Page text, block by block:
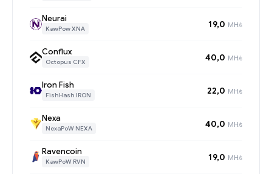
Neurai
KawPow XNA 19,0 MH/s
Conflux
Octopus CFX 40,0 MH/s
Iron Fish
FishHash IRON 22,0 MH/s
Nexa
NexaPoW NEXA 40,0 MH/s
Ravencoin
KawPoW RVN 19,0 MH/s